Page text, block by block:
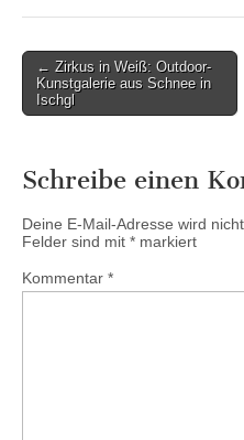
Post
navigation
← Zirkus in Weiß: Outdoor-
Kunstgalerie aus Schnee in
Ischgl
Schreibe einen
Deine E-Mail-Adresse wird
Felder sind mit * markiert
Kommentar *